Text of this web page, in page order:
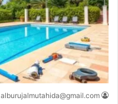
alburujalmutahida@gmail.com